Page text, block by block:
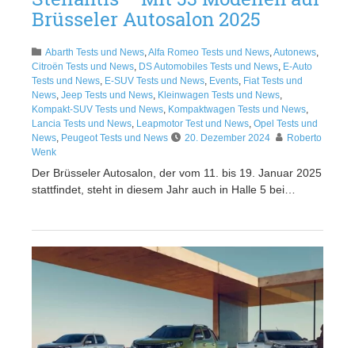
Brüsseler Autosalon 2025
Abarth Tests und News,Alfa Romeo Tests und News,Autonews,
Citroën Tests und News, DS Automobiles Tests und News, E-Auto
Tests und News, E-SUV Tests und News, Events, Fiat Tests und
News, Jeep Tests und News, Kleinwagen Tests und News,
Kompakt-SUV Tests und News, Kompaktwagen Tests und News,
Lancia Tests und News, Leapmotor Test und News, Opel Tests und
News, Peugeot Tests und News 20. Dezember 2024
Roberto
Wenk
Der Brüsseler Autosalon, der vom 11. bis 19. Januar 2025
stattfindet, steht in diesem Jahr auch in Halle 5 bei…